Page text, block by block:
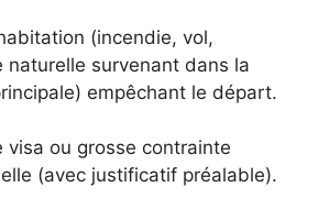
(incendie, vol,
naturelle survenant dans la
empêchant le départ.
visa ou grosse contrainte
(avec justificatif préalable).